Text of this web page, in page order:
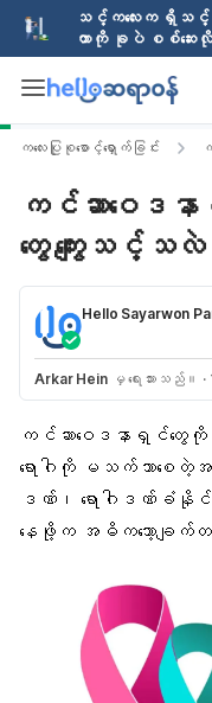
သင့်ကလေးက ရှိသ
တာကို ခုပဲ စစ်ဆေး
ကလေးပြုစုစောင့်ရှောက်ခြင်း
ကင်ဆာဝေဒနာ
တွေ ကျွေးသင့်သ
Hello Sayarwon
Arkar Heinမှ ရေးသားသည်။ ·
ကင်ဆာဝေဒနာရှင်တွေကို
ရောဂါ ကို မသက်သာစေတဲ့အပ
ဒဏ်၊ ရောဂါဒဏ်ခံနို
နေဖို့က အဓိကသော့ချ